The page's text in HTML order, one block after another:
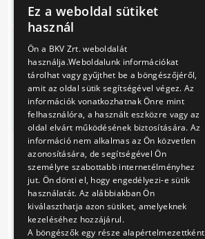
Szabványos
érintésvédelem
kialakítása
biztosítóberendezések
külsőtéri elemein
Előző 1 2
7 8 9
Ez a weboldal sütiket
használ
Ön a BKV Zrt. weboldalát
használja.Weboldalunk információkat
tárolhat vagy gyűjthet be a böngészőjéről,
amit az oldal sütik segítségével végez. Az
információk vonatkozhatnak Önre mint
felhasználóra, a használt eszközre vagy az
oldal elvárt működésének biztosítására. Az
információ nem alkalmas az Ön közvetlen
azonosítására, de segítségével Ön
személyre szabottabb internetélményhez
jut. Ön dönti el, hogy engedélyezi-e sütik
használatát. Az alábbiakban Ön
kiválaszthatja azon sütiket, amelyeknek
kezeléséhez hozzájárul.
A böngészők egy része alapértelmezettként